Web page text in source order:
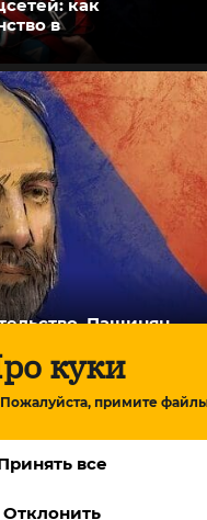
куки
примите
все
Отклонить
как
в
Пашинян